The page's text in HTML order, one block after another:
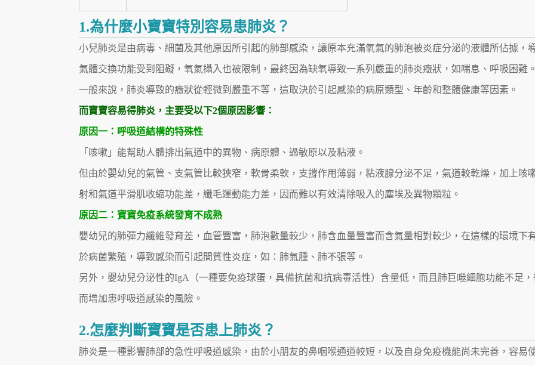
1.為什麼小寶寶特別容易患肺炎？
小兒肺炎是由病毒、細菌及其他原因所引起的肺部感染，讓原本充滿氧氣的肺泡被炎症分泌的液體所佔據，
氣體交換功能受到阻礙，氧氣攝入也被限制，最終因為缺氧導致一系列嚴重的肺炎癥狀，如喘息、呼吸困難
一般來說，肺炎導致的癥狀從輕微到嚴重不等，這取決於引起感染的病原類型、年齡和整體健康等因素。
而寶寶容易得肺炎，主要受以下2個原因影響：
原因一：呼吸道結構的特殊性
「咳嗽」能幫助人體排出氣道中的異物、病原體、過敏原以及粘液。
但由於嬰幼兒的氣管、支氣管比較狹窄，軟骨柔軟，支撐作用薄弱，粘液腺分泌不足，氣道較乾燥，加上咳
射和氣道平滑肌收縮功能差，纖毛運動能力差，因而難以有效清除吸入的塵埃及異物顆粒。
原因二：寶寶免疫系統發育不成熟
嬰幼兒的肺彈力纖維發育差，血管豐富，肺泡數量較少，肺含血量豐富而含氣量相對較少，在這樣的環境下
於病菌繁殖，導致感染而引起間質性炎症，如：肺氣腫、肺不張等。
另外，嬰幼兒分泌性的IgA（一種要免疫球蛋，具備抗菌和抗病毒活性）含量低，而且肺巨噬細胞功能不足，
而增加患呼吸道感染的風險。
2.怎麼判斷寶寶是否患上肺炎？
肺炎是一種影響肺部的急性呼吸道感染，由於小朋友的鼻咽喉通道較短，以及自身免疫機能尚未完善，容易